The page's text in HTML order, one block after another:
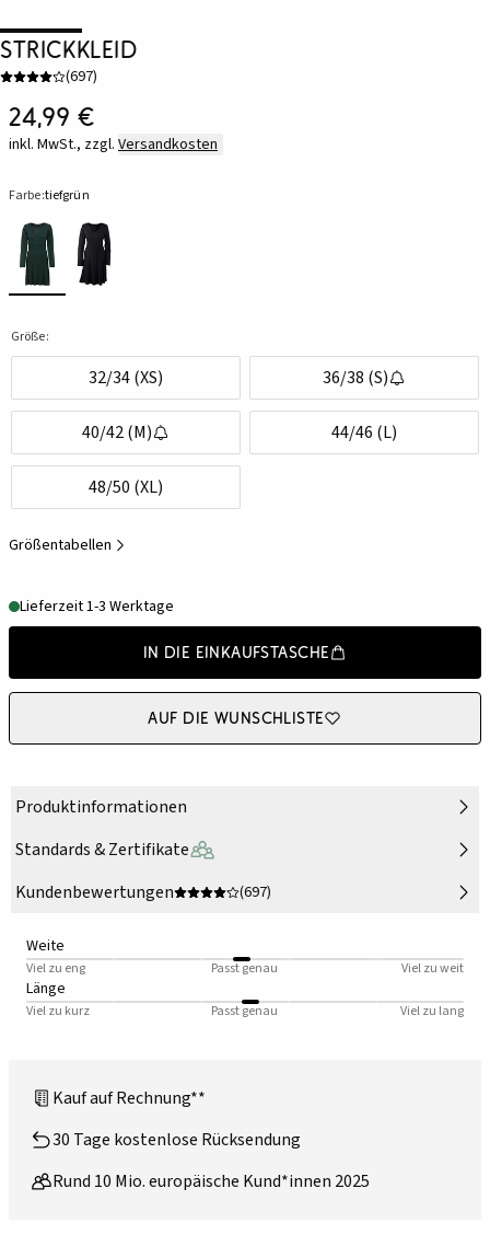
Strickkleid
(697)
24,99 €
inkl. MwSt., zzgl. Versandkosten
Farbe:tiefgrün
Größe:
32/34 (XS) 36/38 (S)
40/42 (M) 44/46 (L)
48/50 (XL)
Größentabellen
Lieferzeit 1-3 Werktage
In die Einkaufstasche
Auf die Wunschliste
Produktinformationen
Standards & Zertifikate
Kundenbewertungen
(697)
Weite
Viel zu eng Passt genau Viel zu weit
Länge
Viel zu kurz Passt genau Viel zu lang
Kauf auf Rechnung**
30 Tage kostenlose Rücksendung
Rund 10 Mio. europäische Kund*innen 2025